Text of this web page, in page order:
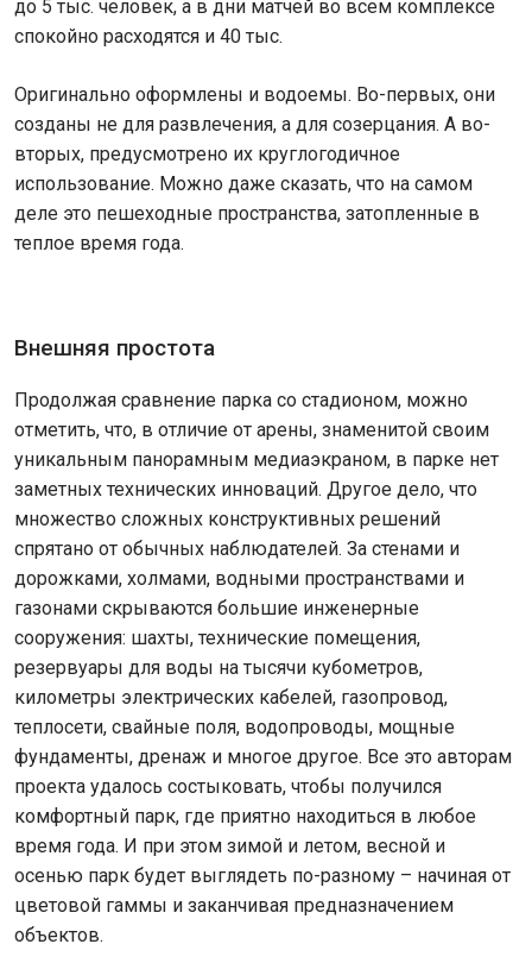
до 5 тыс. человек, а в дни матчей во всем комплексе
спокойно расходятся и 40 тыс.
Оригинально оформлены и водоемы. Во-первых, они
созданы не для развлечения, а для созерцания. А во-
вторых, предусмотрено их круглогодичное
использование. Можно даже сказать, что на самом
деле это пешеходные пространства, затопленные в
теплое время года.
Внешняя простота
Продолжая сравнение парка со стадионом, можно
отметить, что, в отличие от арены, знаменитой своим
уникальным панорамным медиаэкраном, в парке нет
заметных технических инноваций. Другое дело, что
множество сложных конструктивных решений
спрятано от обычных наблюдателей. За стенами и
дорожками, холмами, водными пространствами и
газонами скрываются большие инженерные
сооружения: шахты, технические помещения,
резервуары для воды на тысячи кубометров,
километры электрических кабелей, газопровод,
теплосети, свайные поля, водопроводы, мощные
фундаменты, дренаж и многое другое. Все это авторам
проекта удалось состыковать, чтобы получился
комфортный парк, где приятно находиться в любое
время года. И при этом зимой и летом, весной и
осенью парк будет выглядеть по-разному – начиная от
цветовой гаммы и заканчивая предназначением
объектов.